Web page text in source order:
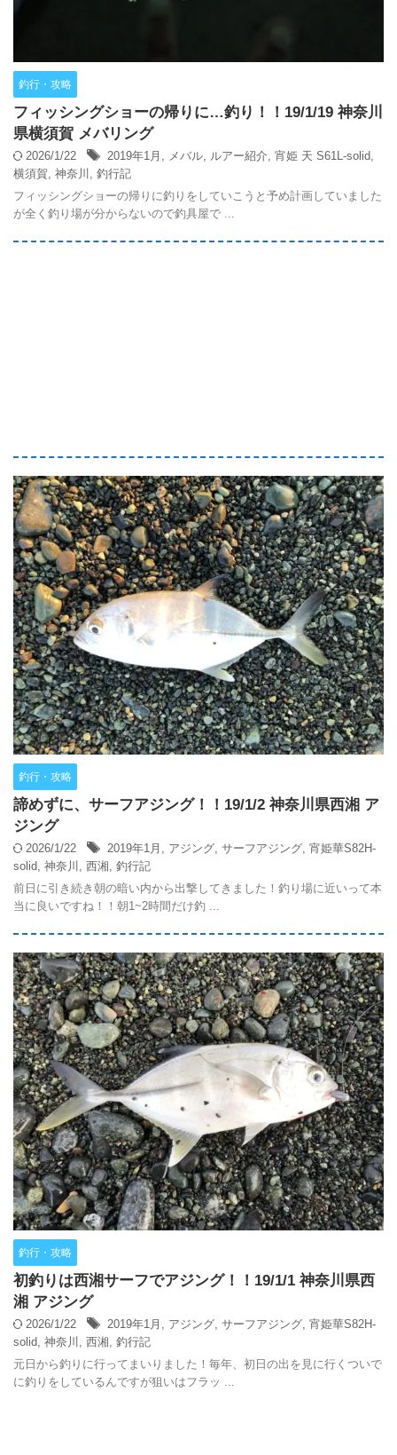
釣行・攻略
フィッシングショーの帰りに…釣り！！19/1/19 神奈川
県横須賀 メバリング
2026/1/22 2019年1月 , メバル, ルアー紹介, 宵姫 天 S61L-solid,
横須賀, 神奈川 , 釣行記
フィッシングショーの帰りに釣りをしていこうと予め計画していました
が全く釣り場が分からないので釣具屋で ...
釣行・攻略
諦めずに、サーフアジング！！19/1/2 神奈川県西湘 ア
ジング
2026/1/22 2019年1月 アジング サーフアジング 宵姫華S82H-
solid 神奈川 西湘 釣行記
前日に引き続き朝の暗い内から出撃してきました！釣り場に近いって本
当に良いですね！！朝1~2時間だけ釣 ...
釣行・攻略
初釣りは西湘サーフでアジング！！19/1/1 神奈川県西
湘 アジング
2026/1/22 2019年1月 , アジング, サーフアジング, 宵姫華S82H-
solid, 神奈川 , 西湘, 釣行記
元日から釣りに行ってまいりました！毎年、初日の出を見に行くついで
に釣りをしているんですが狙いはフラッ ...